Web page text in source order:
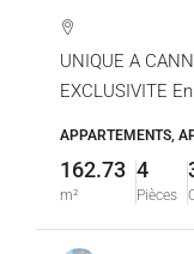
UNIQUE A
EXCLUSIVITE
APPARTEMENTS,
162.73
m²
4
Pièces